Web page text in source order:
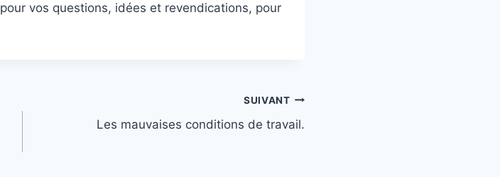
vos questions, idées et revendications, pour
SUIVANT
Les mauvaises conditions de travail.